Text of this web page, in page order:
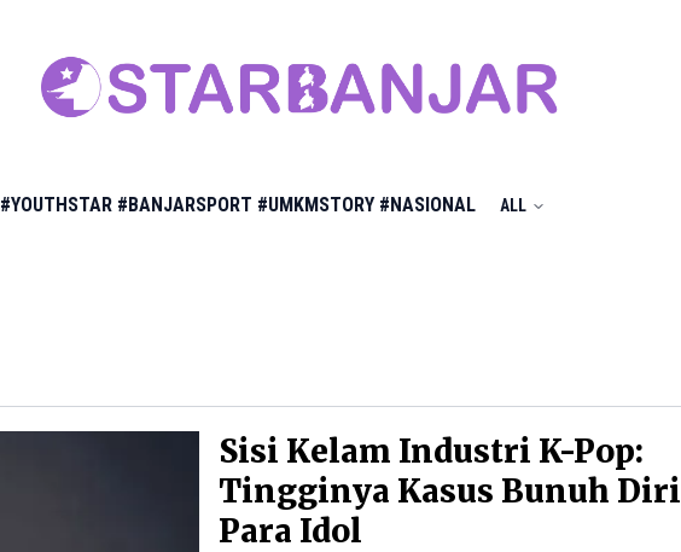
#YOUTHSTAR #BANJARSPORT #UMKMSTORY #NASIONAL ALL
Sisi Kelam Industri K-Pop:
Tingginya Kasus Bunuh Diri
Para Idol